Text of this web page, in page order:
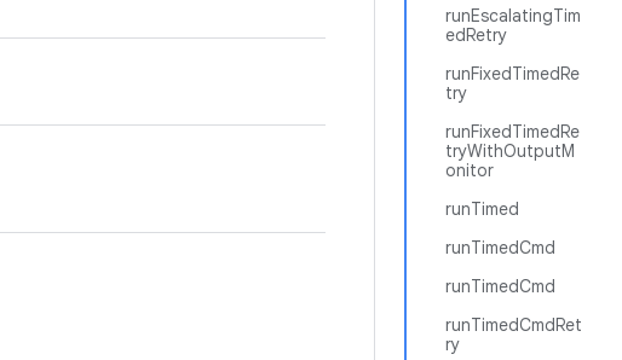
runEscalatingTim
edRetry
runFixedTimedRe
try
runFixedTimedRe
tryWithOutputM
onitor
runTimed
runTimedCmd
runTimedCmd
runTimedCmdRet
ry